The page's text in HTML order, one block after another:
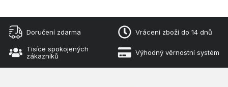
Doručení zdarma Vrácení zboží do 14 dnů
Tisíce spokojených
zákazníků
Výhodný věrnostní systém